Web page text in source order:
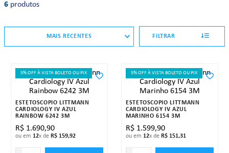
6 produtos
MAIS RECENTES FILTRAR
5% OFF À VISTA BOLETO OU PIX
ESTETOSCÓPIO LITTMANN
CARDIOLOGY IV AZUL
RAINBOW 6242 3M
R$ 1.690,90
ou em 12x de R$ 159,92
5% OFF À VISTA BOLETO OU PIX
ESTETOSCÓPIO LITTMANN
CARDIOLOGY IV AZUL
MARINHO 6154 3M
R$ 1.599,90
ou em 12x de R$ 151,31